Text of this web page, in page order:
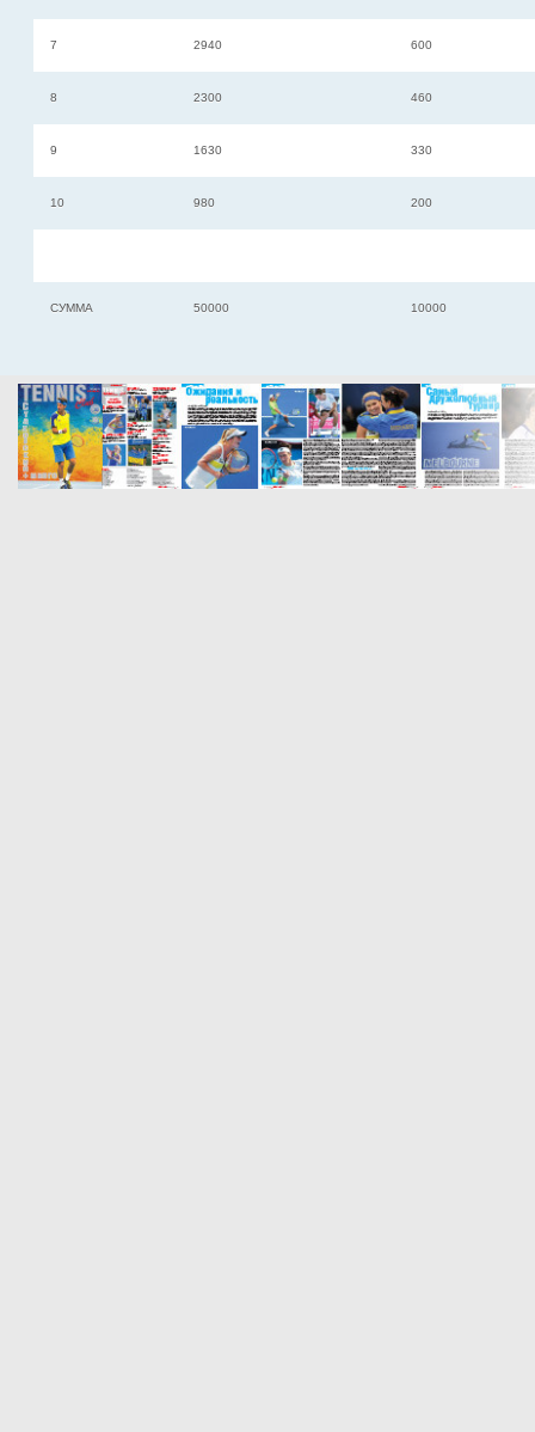
7 2940 600
8 2300 460
9 1630 330
10 980 200
СУММА 50000 10000